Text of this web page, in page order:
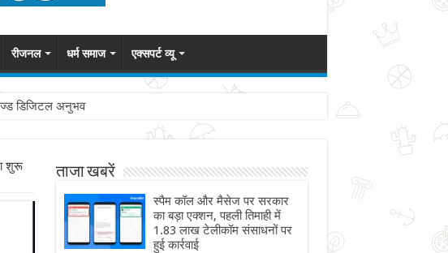
रीजनल धर्म समाज एक्सपर्ट व्यू
डिजिटल अनुभव
शुरू
ताजा खबरें
स्पैम कॉल और मैसेज पर सरकार
का बड़ा एक्शन, पहली तिमाही में
1.83 लाख टेलीकॉम संसाधनों पर
हुई कार्रवाई